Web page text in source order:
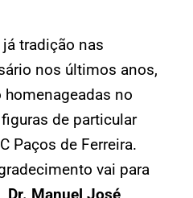
tradição nas
nos últimos anos,
homenageadas no
de particular
Paços de Ferreira.
vai para
Dr. Manuel José